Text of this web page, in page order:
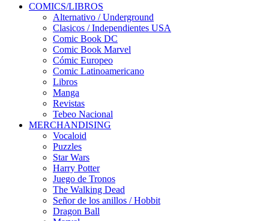
COMICS/LIBROS
Alternativo / Underground
Clasicos / Independientes USA
Comic Book DC
Comic Book Marvel
Cómic Europeo
Comic Latinoamericano
Libros
Manga
Revistas
Tebeo Nacional
MERCHANDISING
Vocaloid
Puzzles
Star Wars
Harry Potter
Juego de Tronos
The Walking Dead
Señor de los anillos / Hobbit
Dragon Ball